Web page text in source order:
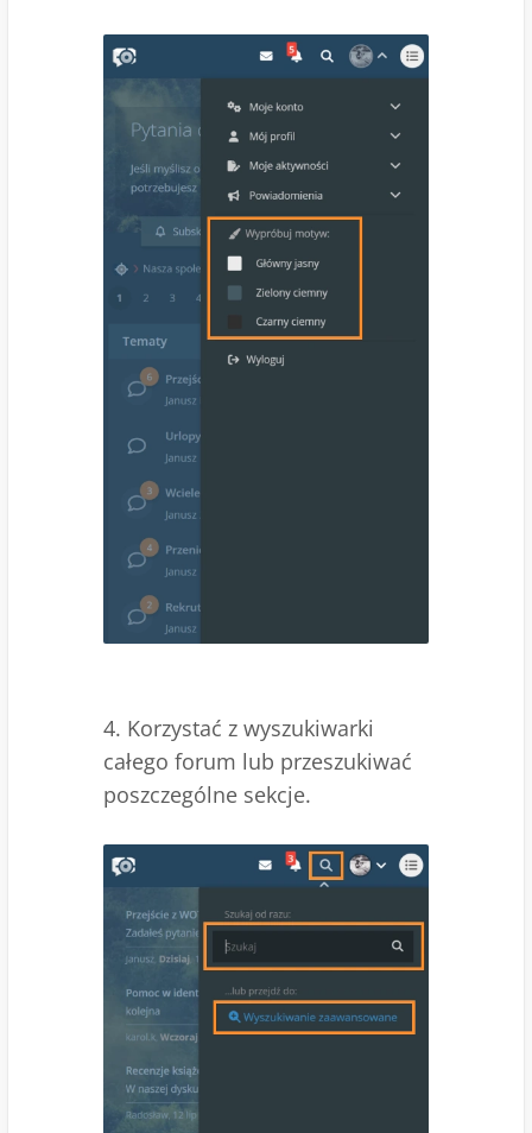
4. Korzystać z wyszukiwarki
całego forum lub przeszukiwać
poszczególne sekcje.